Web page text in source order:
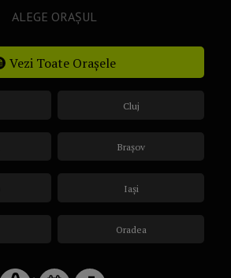
ALEGE ORAȘUL
Vezi Toate Orașele
Cluj
Brașov
Iași
Oradea